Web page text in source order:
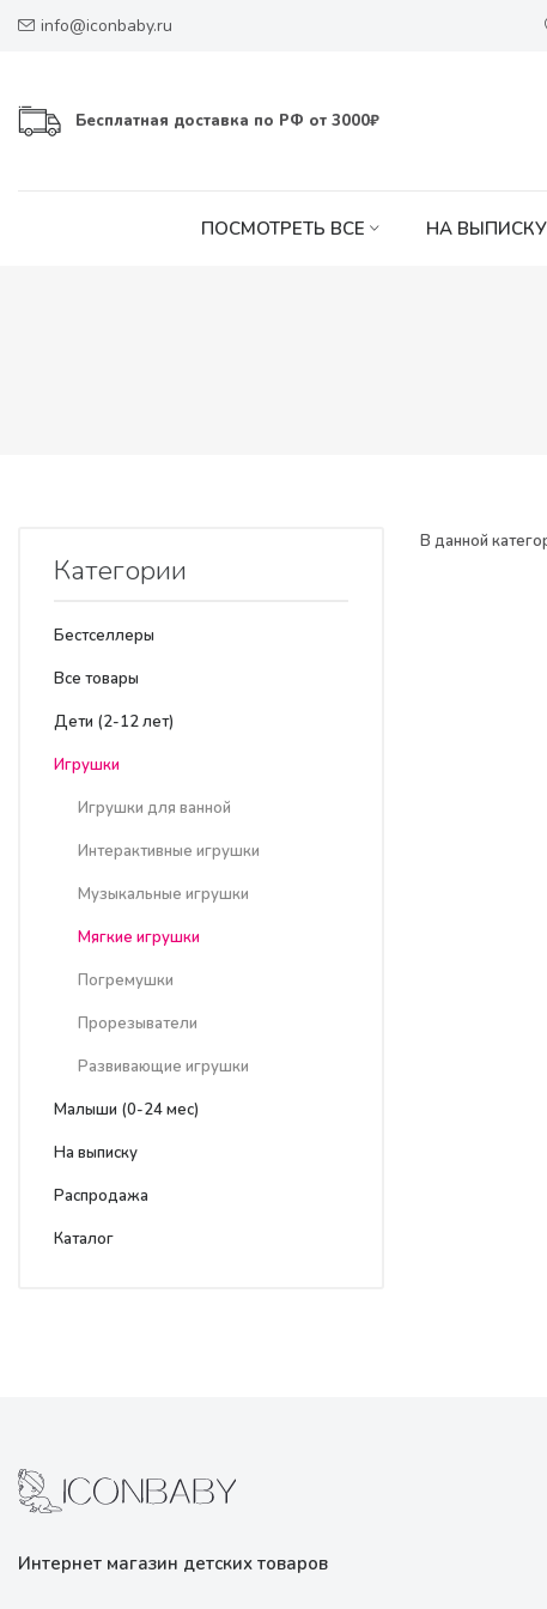
info@iconbaby.ru
Бесплатная доставка по РФ от 3000₽
ПОСМОТРЕТЬ ВСЕ НА ВЫПИСКУ
Категории
Бестселлеры
Все товары
Дети (2-12 лет)
Игрушки
Игрушки для ванной
Интерактивные игрушки
Музыкальные игрушки
Мягкие игрушки
Погремушки
Прорезыватели
Развивающие игрушки
Малыши (0-24 мес)
На выписку
Распродажа
Каталог
В данной
Интернет магазин детских товаров